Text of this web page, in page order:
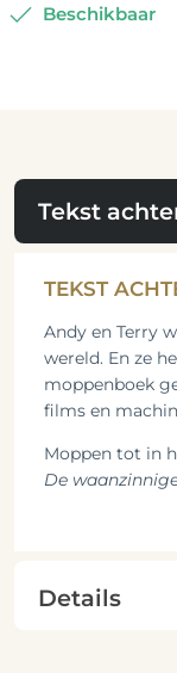
Beschikbaar
Tekst
TEKST
Andy en Terry
wereld. En ze
moppenboek
films en
Moppen tot in
De
Details